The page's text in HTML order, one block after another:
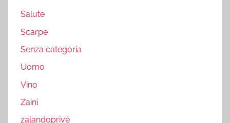
Salute
Scarpe
Senza categoria
Uomo
Vino
Zaini
zalandoprivé